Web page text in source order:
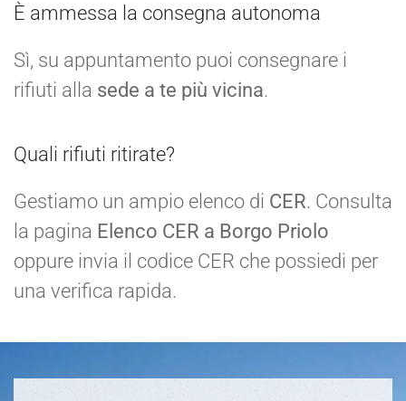
È ammessa la consegna autonoma
Sì, su appuntamento puoi consegnare i
rifiuti alla sede a te più vicina.
Quali rifiuti ritirate?
Gestiamo un ampio elenco di CER. Consulta
la pagina Elenco CER a Borgo Priolo
oppure invia il codice CER che possiedi per
una verifica rapida.